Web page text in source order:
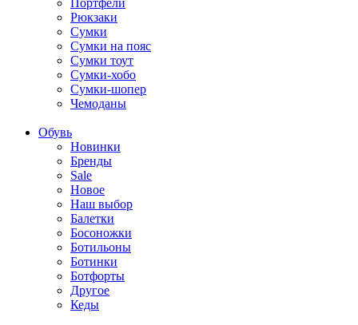
Рюкзаки
Сумки
Сумки на пояс
Сумки тоут
Сумки-хобо
Сумки-шопер
Чемоданы
Обувь
Новинки
Бренды
Sale
Новое
Наш выбор
Балетки
Босоножки
Ботильоны
Ботинки
Ботфорты
Другое
Кеды